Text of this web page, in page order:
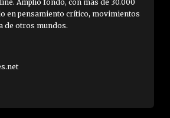
Amplio fondo, con más de 30.000
en pensamiento crítico, movimientos
de otros mundos.